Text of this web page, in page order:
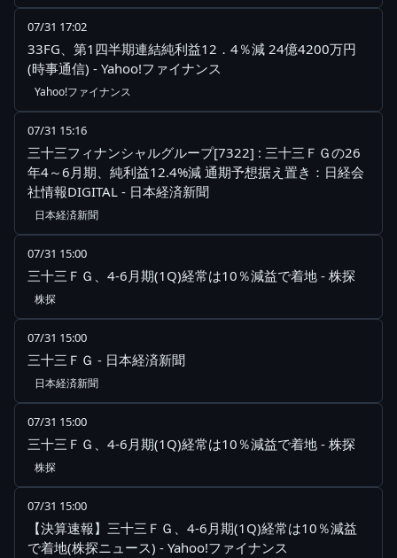
07/31 17:02
33FG、第1四半期連結純利益12．4％減 24億4200万円
(時事通信) - Yahoo!ファイナンス
Yahoo!ファイナンス
07/31 15:16
三十三フィナンシャルグループ[7322] : 三十三ＦＧの26
年4～6月期、純利益12.4%減 通期予想据え置き：日経会
社情報DIGITAL - 日本経済新聞
日本経済新聞
07/31 15:00
三十三ＦＧ、4-6月期(1Q)経常は10％減益で着地 - 株探
株探
07/31 15:00
三十三ＦＧ - 日本経済新聞
日本経済新聞
07/31 15:00
三十三ＦＧ、4-6月期(1Q)経常は10％減益で着地 - 株探
株探
07/31 15:00
【決算速報】三十三ＦＧ、4-6月期(1Q)経常は10％減益
で着地(株探ニュース) - Yahoo!ファイナンス